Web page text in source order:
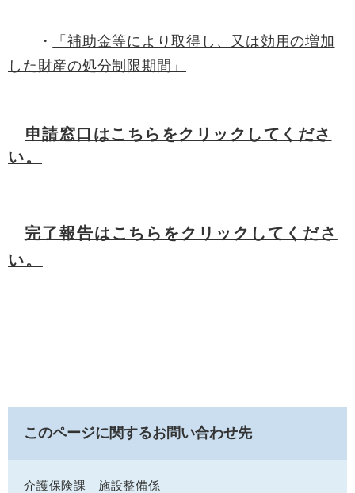
・
「補助金等により取得し、又は効用の増加
した財産の処分制限期間」
申請窓口はこちらをクリックしてくださ
い。
完了報告はこちらをクリックしてくださ
い。
このページに関するお問い合わせ先
介護保険課 施設整備係